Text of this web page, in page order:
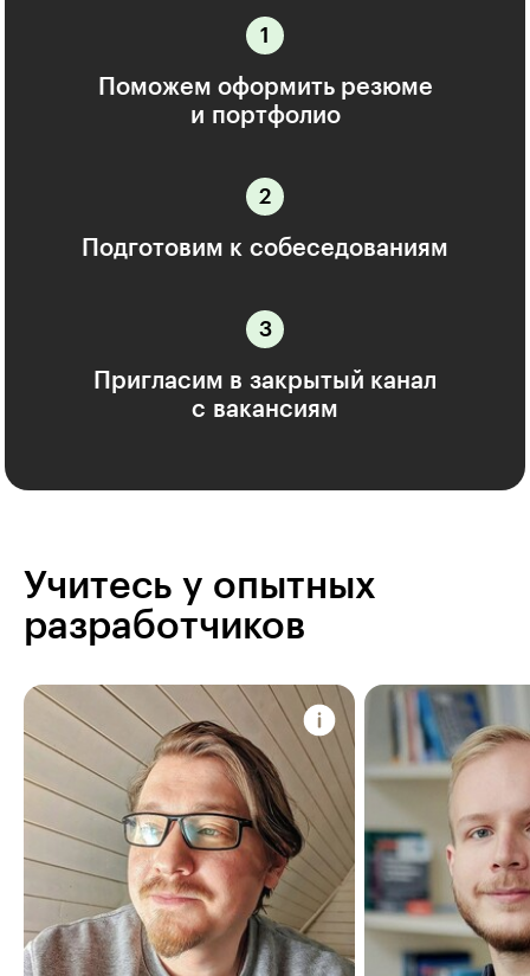
Поможем оформить резюме
и портфолио
Подготовим к собеседованиям
Пригласим в закрытый канал
с вакансиям
Учитесь у опытных
разработчиков